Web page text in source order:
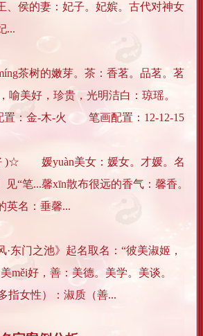
、侯的妻：妃子。妃嫔。古代对神女
...
树的嫩芽。茶：香茗。品茗。茗
喻美好，珍贵，光明洁白：琼瑶。
：金-木-火 笔画配置：12-12-15
)☆ 媛yuàn美女：媛女。才媛。名
见“笔...馨xīn散布很远的香气：馨香。
英名：垂馨...
东门之池》起名取名：“彼美淑姬，
好，善：美德。美学。美谈。
指女性）：淑质（善...